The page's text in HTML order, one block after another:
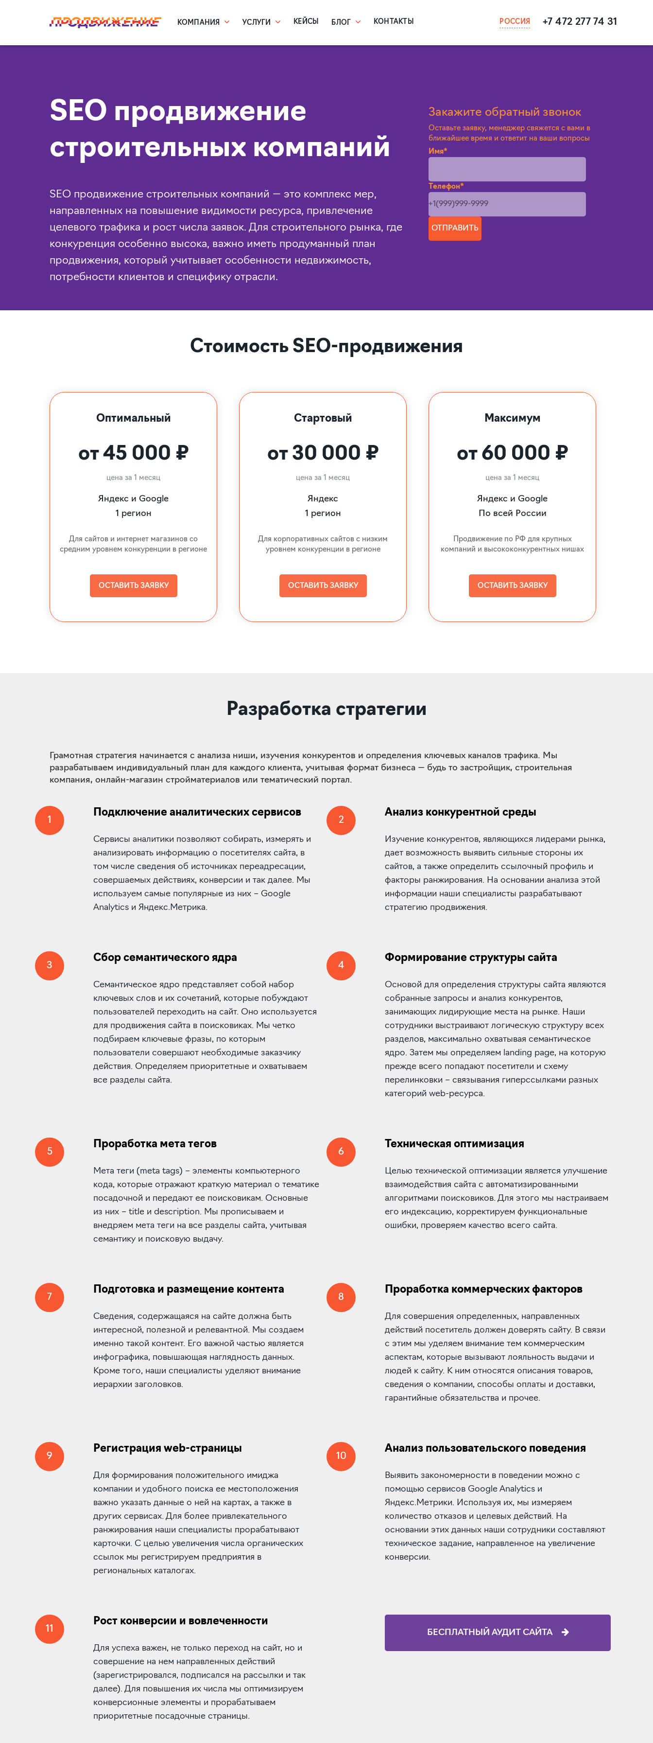
КОМПАНИЯ УСЛУГИ КЕЙСЫ БЛОГ КОНТАКТЫ РОССИЯ +7 472 277 74 31
SEO продвижение
строительных компаний
SEO продвижение строительных компаний — это комплекс мер,
направленных на повышение видимости ресурса, привлечение
целевого трафика и рост числа заявок. Для строительного рынка, где
конкуренция особенно высока, важно иметь продуманный план
продвижения, который учитывает особенности недвижимость,
потребности клиентов и специфику отрасли.
Закажите обратный звонок
Оставьте заявку, менеджер свяжется с вами в
ближайшее время и ответит на ваши вопросы
Имя*
Телефон*
ОТПРАВИТЬ
Стоимость SEO-продвижения
Оптимальный
от 45 000 ₽
цена за 1 месяц
Яндекс и Google
1 регион
Для сайтов и интернет магазинов со
средним уровнем конкуренции в регионе
ОСТАВИТЬ ЗАЯВКУ
Стартовый
от 30 000 ₽
цена за 1 месяц
Яндекс
1 регион
Для корпоративных сайтов с низким
уровнем конкуренции в регионе
ОСТАВИТЬ ЗАЯВКУ
Максимум
от 60 000 ₽
цена за 1 месяц
Яндекс и Google
По всей России
Продвижение по РФ для крупных
компаний и высококонкурентных нишах
ОСТАВИТЬ ЗАЯВКУ
Разработка стратегии
Грамотная стратегия начинается с анализа ниши, изучения конкурентов и определения ключевых каналов трафика. Мы
разрабатываем индивидуальный план для каждого клиента, учитывая формат бизнеса — будь то застройщик, строительная
компания, онлайн-магазин стройматериалов или тематический портал.
1
Подключение аналитических сервисов
Сервисы аналитики позволяют собирать, измерять и
анализировать информацию о посетителях сайта, в
том числе сведения об источниках переадресации,
совершаемых действиях, конверсии и так далее. Мы
используем самые популярные из них – Google
Analytics и Яндекс.Метрика.
2
Анализ конкурентной среды
Изучение конкурентов, являющихся лидерами рынка,
дает возможность выявить сильные стороны их
сайтов, а также определить ссылочный профиль и
факторы ранжирования. На основании анализа этой
информации наши специалисты разрабатывают
стратегию продвижения.
3
Сбор семантического ядра
Семантическое ядро представляет собой набор
ключевых слов и их сочетаний, которые побуждают
пользователей переходить на сайт. Оно используется
для продвижения сайта в поисковиках. Мы четко
подбираем ключевые фразы, по которым
пользователи совершают необходимые заказчику
действия. Определяем приоритетные и охватываем
все разделы сайта.
4
Формирование структуры сайта
Основой для определения структуры сайта являются
собранные запросы и анализ конкурентов,
занимающих лидирующие места на рынке. Наши
сотрудники выстраивают логическую структуру всех
разделов, максимально охватывая семантическое
ядро. Затем мы определяем landing page, на которую
прежде всего попадают посетители и схему
перелинковки – связывания гиперссылками разных
категорий web-ресурса.
5
Проработка мета тегов
Мета теги (meta tags) – элементы компьютерного
кода, которые отражают краткую материал о тематике
посадочной и передают ее поисковикам. Основные
из них – title и description. Мы прописываем и
внедряем мета теги на все разделы сайта, учитывая
семантику и поисковую выдачу.
6
Техническая оптимизация
Целью технической оптимизации является улучшение
взаимодействия сайта с автоматизированными
алгоритмами поисковиков. Для этого мы настраиваем
его индексацию, корректируем функциональные
ошибки, проверяем качество всего сайта.
7
Подготовка и размещение контента
Сведения, содержащаяся на сайте должна быть
интересной, полезной и релевантной. Мы создаем
именно такой контент. Его важной частью является
инфографика, повышающая наглядность данных.
Кроме того, наши специалисты уделяют внимание
иерархии заголовков.
8
Проработка коммерческих факторов
Для совершения определенных, направленных
действий посетитель должен доверять сайту. В связи
с этим мы уделяем внимание тем коммерческим
аспектам, которые вызывают лояльность выдачи и
людей к сайту. К ним относятся описания товаров,
сведения о компании, способы оплаты и доставки,
гарантийные обязательства и прочее.
9
Регистрация web-страницы
Для формирования положительного имиджа
компании и удобного поиска ее местоположения
важно указать данные о ней на картах, а также в
других сервисах. Для более привлекательного
ранжирования наши специалисты прорабатывают
карточки. С целью увеличения числа органических
ссылок мы регистрируем предприятия в
региональных каталогах.
10
Анализ пользовательского поведения
Выявить закономерности в поведении можно с
помощью сервисов Google Analytics и
Яндекс.Метрики. Используя их, мы измеряем
количество отказов и целевых действий. На
основании этих данных наши сотрудники составляют
техническое задание, направленное на увеличение
конверсии.
11
Рост конверсии и вовлеченности
Для успеха важен, не только переход на сайт, но и
совершение на нем направленных действий
(зарегистрировался, подписался на рассылки и так
далее). Для повышения их числа мы оптимизируем
конверсионные элементы и прорабатываем
приоритетные посадочные страницы.
БЕСПЛАТНЫЙ АУДИТ САЙТА